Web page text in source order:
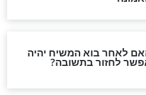
האבוד שנחשף
הרשב"ם התגלה